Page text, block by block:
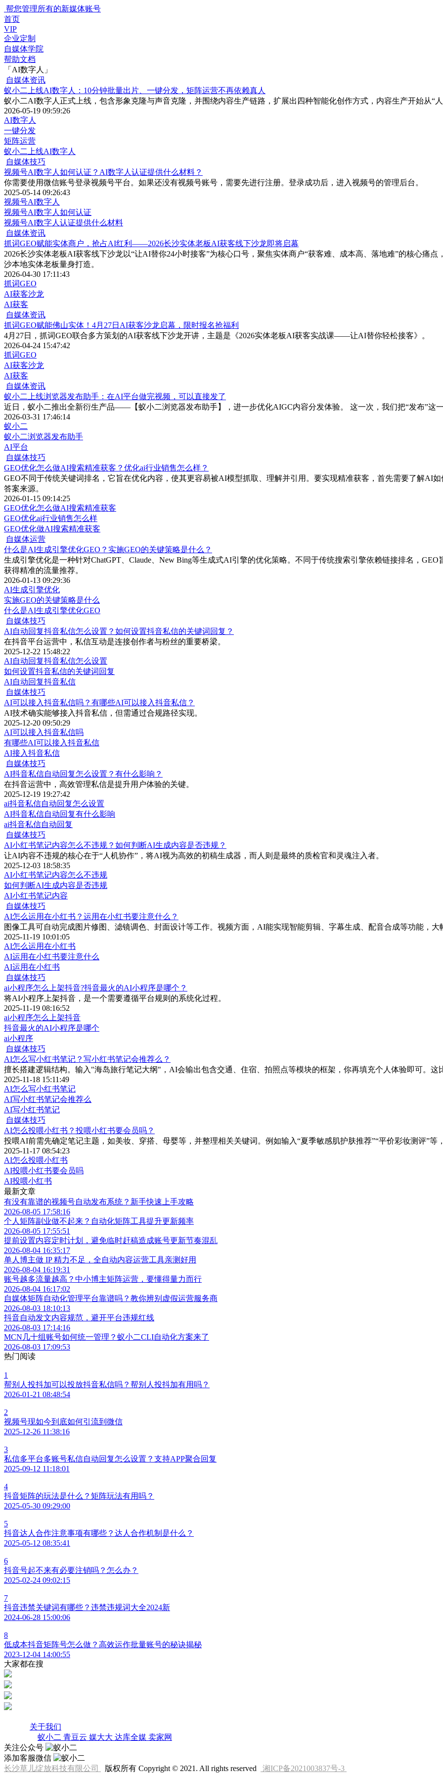
帮您管理所有的新媒体账号
首页
VIP
企业定制
自媒体学院
帮助文档
「AI数字人」
自媒体资讯
蚁小二上线AI数字人：10分钟批量出片、一键分发，矩阵运营不再依赖真人
蚁小二AI数字人正式上线，包含形象克隆与声音克隆，并围绕内容生产链路，扩展出四种智能化创作方式，内容生产开始从“人
2026-05-19 09:59:26
AI数字人
一键分发
矩阵运营
蚁小二上线AI数字人
自媒体技巧
视频号AI数字人如何认证？AI数字人认证提供什么材料？
你需要使用微信账号登录视频号平台。如果还没有视频号账号，需要先进行注册。登录成功后，进入视频号的管理后台。
2025-05-14 09:26:43
视频号AI数字人
视频号AI数字人如何认证
视频号AI数字人认证提供什么材料
自媒体资讯
抓词GEO赋能实体商户，抢占AI红利——2026长沙实体老板AI获客线下沙龙即将启幕
2026长沙实体老板AI获客线下沙龙以“让AI替你24小时接客”为核心口号，聚焦实体商户“获客难、成本高、落地难”的核心痛
沙本地实体老板量身打造。
2026-04-30 17:11:43
抓词GEO
AI获客沙龙
AI获客
自媒体资讯
抓词GEO赋能佛山实体！4月27日AI获客沙龙启幕，限时报名抢福利
4月27日，抓词GEO联合多方策划的AI获客线下沙龙开讲，主题是《2026实体老板AI获客实战课——让AI替你轻松接客》。
2026-04-24 15:47:42
抓词GEO
AI获客沙龙
AI获客
自媒体资讯
蚁小二上线浏览器发布助手：在AI平台做完视频，可以直接发了
近日，蚁小二推出全新衍生产品——【蚁小二浏览器发布助手】，进一步优化AIGC内容分发体验。 这一次，我们把“发布”这
2026-03-31 17:46:14
蚁小二
蚁小二浏览器发布助手
AI平台
自媒体技巧
GEO优化怎么做AI搜索精准获客？优化ai行业销售怎么样？
GEO不同于传统关键词排名，它旨在优化内容，使其更容易被AI模型抓取、理解并引用。要实现精准获客，首先需要了解AI
答案来源。
2026-01-15 09:14:25
GEO优化怎么做AI搜索精准获客
GEO优化ai行业销售怎么样
GEO优化做AI搜索精准获客
自媒体运营
什么是AI生成引擎优化GEO？实施GEO的关键策略是什么？
生成引擎优化是一种针对ChatGPT、Claude、New Bing等生成式AI引擎的优化策略。不同于传统搜索引擎依赖链接排名，
获得精准的流量推荐。
2026-01-13 09:29:36
AI生成引擎优化
实施GEO的关键策略是什么
什么是AI生成引擎优化GEO
自媒体技巧
AI自动回复抖音私信怎么设置？如何设置抖音私信的关键词回复？
​在抖音平台运营中，私信互动是连接创作者与粉丝的重要桥梁。
2025-12-22 15:48:22
AI自动回复抖音私信怎么设置
如何设置抖音私信的关键词回复
AI自动回复抖音私信
自媒体技巧
AI可以接入抖音私信吗？有哪些AI可以接入抖音私信？
AI技术确实能够接入抖音私信，但需通过合规路径实现。
2025-12-20 09:50:29
AI可以接入抖音私信吗
有哪些AI可以接入抖音私信
AI接入抖音私信
自媒体技巧
AI抖音私信自动回复怎么设置？有什么影响？
在抖音运营中，高效管理私信是提升用户体验的关键。
2025-12-19 19:27:42
ai抖音私信自动回复怎么设置
AI抖音私信自动回复有什么影响
ai抖音私信自动回复
自媒体技巧
AI小红书笔记内容怎么不违规？如何判断AI生成内容是否违规？
让AI内容不违规的核心在于“人机协作”，将AI视为高效的初稿生成器，而人则是最终的质检官和灵魂注入者。
2025-12-03 18:58:35
AI小红书笔记内容怎么不违规
如何判断AI生成内容是否违规
AI小红书笔记内容
自媒体技巧
AI怎么运用在小红书？运用在小红书要注意什么？
图像工具可自动完成图片修图、滤镜调色、封面设计等工作。视频方面，AI能实现智能剪辑、字幕生成、配音合成等功能，大
2025-11-19 10:01:05
AI怎么运用在小红书
AI运用在小红书要注意什么
AI运用在小红书
自媒体技巧
ai小程序怎么上架抖音?抖音最火的AI小程序是哪个？
将AI小程序上架抖音，是一个需要遵循平台规则的系统化过程。
2025-11-19 08:16:52
ai小程序怎么上架抖音
抖音最火的AI小程序是哪个
ai小程序
自媒体技巧
AI怎么写小红书笔记？写小红书笔记会推荐么？
擅长搭建逻辑结构。输入"海岛旅行笔记大纲"，AI会输出包含交通、住宿、拍照点等模块的框架，你再填充个人体验即可。这
2025-11-18 15:11:49
AI怎么写小红书笔记
AI写小红书笔记会推荐么
AI写小红书笔记
自媒体技巧
AI怎么投喂小红书？投喂小红书要会员吗？
投喂AI前需先确定笔记主题，如美妆、穿搭、母婴等，并整理相关关键词。例如输入“夏季敏感肌护肤推荐”“平价彩妆测评”等
2025-11-17 08:54:23
AI怎么投喂小红书
AI投喂小红书要会员吗
AI投喂小红书
最新文章
有没有靠谱的视频号自动发布系统？新手快速上手攻略
2026-08-05 17:58:16
个人矩阵副业做不起来？自动化矩阵工具提升更新频率
2026-08-05 17:55:51
提前设置内容定时计划，避免临时赶稿造成账号更新节奏混乱
2026-08-04 16:35:17
单人博主做 IP 精力不足，全自动内容运营工具亲测好用
2026-08-04 16:19:31
账号越多流量越高？中小博主矩阵运营，要懂得量力而行
2026-08-04 16:17:02
自媒体矩阵自动化管理平台靠谱吗？教你辨别虚假运营服务商
2026-08-03 18:10:13
抖音自动发文内容规范，避开平台违规红线
2026-08-03 17:14:16
MCN几十组账号如何统一管理？蚁小二CLI自动化方案来了
2026-08-03 17:09:53
热门阅读
1
帮别人投抖加可以投放抖音私信吗？帮别人投抖加有用吗？
2026-01-21 08:48:54
2
视频号现如今到底如何引流到微信
2025-12-26 11:38:16
3
私信多平台多账号私信自动回复怎么设置？支持APP聚合回复
2025-09-12 11:18:01
4
抖音矩阵的玩法是什么？矩阵玩法有用吗？
2025-05-30 09:29:00
5
抖音达人合作注意事项有哪些？达人合作机制是什么？
2025-05-12 08:35:41
6
抖音号起不来有必要注销吗？怎么办？
2025-02-24 09:02:15
7
抖音违禁关键词有哪些？违禁违规词大全2024新
2024-06-28 15:00:06
8
低成本抖音矩阵号怎么做？高效运作批量账号的秘诀揭秘
2023-12-04 14:00:55
大家都在搜
关于我们
蚁小二 青豆云 媒大大 达库全媒 卖家网
关注公众号
添加客服微信
长沙草儿绽放科技有限公司
版权所有 Copyright © 2021. All rights reserved 湘ICP备2021003837号-3